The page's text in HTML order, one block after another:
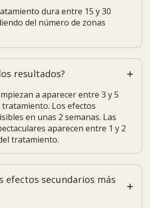
dura entre 15 y 30
del número de zonas
resultados?
a aparecer entre 3 y 5
tratamiento. Los efectos
en unas 2 semanas. Las
aparecen entre 1 y 2
tratamiento.
efectos secundarios más